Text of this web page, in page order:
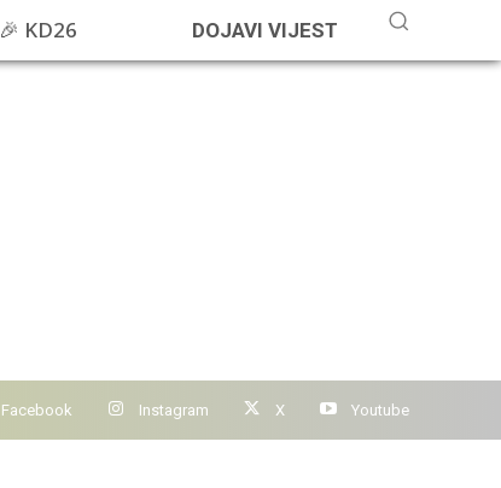
🎉 KD26 DOJAVI VIJEST
Facebook Instagram X Youtube